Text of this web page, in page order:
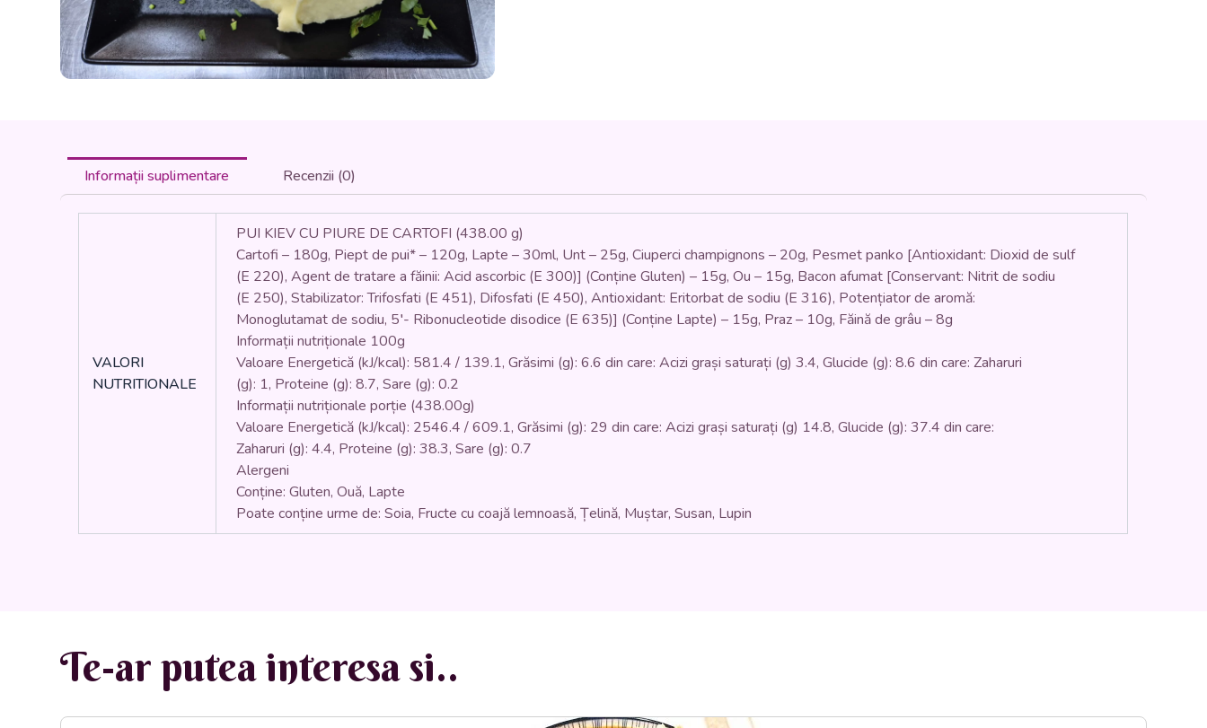
(piept
ciuperci,
ou,
faina)
-
350
G
Informații suplimentare Recenzii (0)
VALORI
NUTRITIONALE
PUI KIEV CU PIURE DE CARTOFI (438.00 g)
Cartofi – 180g, Piept de pui* – 120g, Lapte – 30ml, Unt – 25g, Ciuperci champignons – 20g, Pesmet panko [Antioxidant: Dioxid de sulf
(E 220), Agent de tratare a făinii: Acid ascorbic (E 300)] (Conține Gluten) – 15g, Ou – 15g, Bacon afumat [Conservant: Nitrit de sodiu
(E 250), Stabilizator: Trifosfati (E 451), Difosfati (E 450), Antioxidant: Eritorbat de sodiu (E 316), Potențiator de aromă:
Monoglutamat de sodiu, 5′- Ribonucleotide disodice (E 635)] (Conține Lapte) – 15g, Praz – 10g, Făină de grâu – 8g
Informații nutriționale 100g
Valoare Energetică (kJ/kcal): 581.4 / 139.1, Grăsimi (g): 6.6 din care: Acizi grași saturați (g) 3.4, Glucide (g): 8.6 din care: Zaharuri
(g): 1, Proteine (g): 8.7, Sare (g): 0.2
Informații nutriționale porție (438.00g)
Valoare Energetică (kJ/kcal): 2546.4 / 609.1, Grăsimi (g): 29 din care: Acizi grași saturați (g) 14.8, Glucide (g): 37.4 din care:
Zaharuri (g): 4.4, Proteine (g): 38.3, Sare (g): 0.7
Alergeni
Conține: Gluten, Ouă, Lapte
Poate conține urme de: Soia, Fructe cu coajă lemnoasă, Țelină, Muștar, Susan, Lupin
Te-ar putea interesa si..